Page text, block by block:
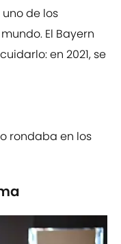
de los
El Bayern
en 2021, se
rondaba en los